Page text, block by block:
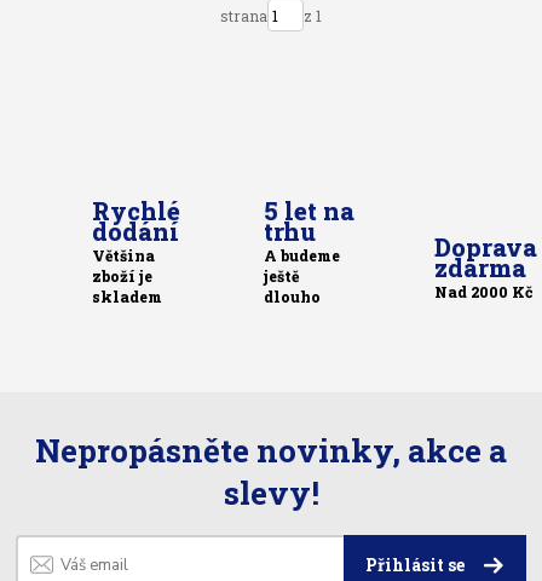
strana z 1
Rychlé
dodání
Většina
zboží je
skladem
5 let na
trhu
A budeme
ještě
dlouho
Doprava
zdarma
Nad 2000 Kč
Nepropásněte novinky, akce a
slevy!
Přihlásit se